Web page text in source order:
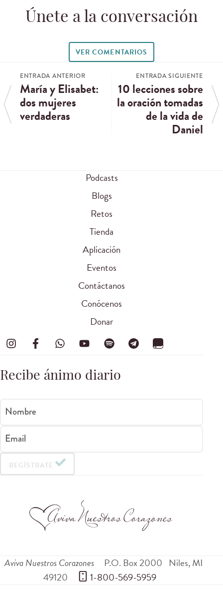
Únete a la conversación
VER COMENTARIOS
ENTRADA ANTERIOR
María y Elisabet:
dos mujeres
verdaderas
ENTRADA SIGUIENTE
10 lecciones sobre
la oración tomadas
de la vida de
Daniel
Podcasts
Blogs
Retos
Tienda
Aplicación
Eventos
Contáctanos
Conócenos
Donar
Recibe ánimo diario
Nombre
Email
REGÍSTRATE
Aviva Nuestros Corazones P.O. Box 2000 Niles,MI
49120
1-800-569-5959